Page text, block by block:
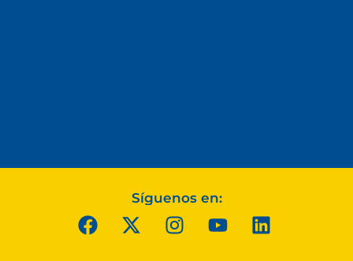
Síguenos en: